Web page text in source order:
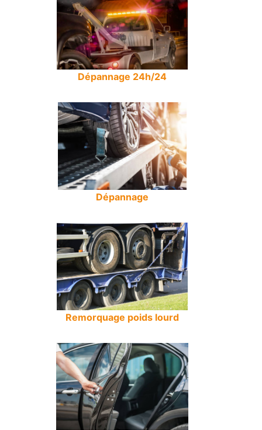
Dépannage 24h/24
Dépannage
Remorquage poids lourd